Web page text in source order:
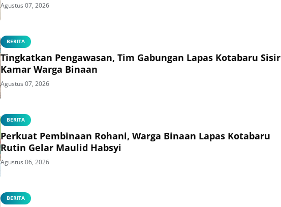
Agustus 07, 2026
BERITA
Tingkatkan Pengawasan, Tim Gabungan Lapas Kotabaru Sisir
Kamar Warga Binaan
Agustus 07, 2026
BERITA
Perkuat Pembinaan Rohani, Warga Binaan Lapas Kotabaru
Rutin Gelar Maulid Habsyi
Agustus 06, 2026
BERITA